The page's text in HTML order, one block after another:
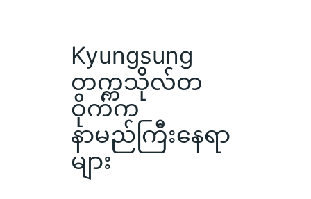
Kyungsung
တက္ကသိုလ်တ
ဝိုက်က
နာမည်ကြီးနေရာ
များ